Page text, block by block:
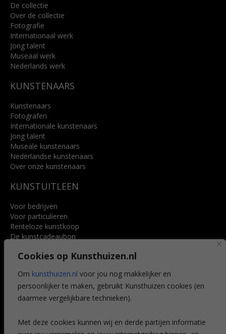
Cookies op Kunsthuizen.nl
Om kunsthuizen.nl voor jou nog makkelijker en
persoonlijker te maken, gebruikt Kunsthuizen cookies (en
daarmee vergelijkbare technieken).
Met deze cookies kunnen wij en derde partijen informatie
De collectie
Over de collectie
Fotografie
Internationaal werk
Jong talent
Museaal werk
Nederlands werk
KUNSTENAARS
Kunstenaars
Fotografen
Internationale kunstenaars
Jong talent
Museale kunstenaars
Nederlandse kunstenaars
Over onze kunstenaars
KUNSTUITLEEN
Voor bedrijven
Voor particulieren
Renteloze kunstkoop
De kunstcadeaubon
Voordelen
Veelgestelde vragen
CONTACT
Leiden